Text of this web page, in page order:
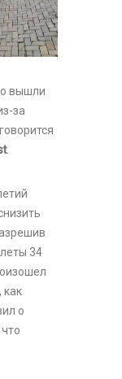
вышли
за
.
34
как
о